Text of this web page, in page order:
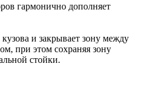
гармонично дополняет
и закрывает зону между
при этом сохраняя зону
стойки.